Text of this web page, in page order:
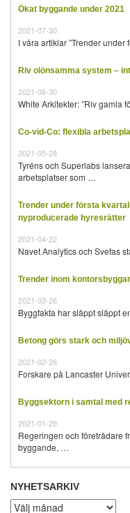
Ökat byggande under 2021
2021-07-30
I våra artiklar ”Trender
Riv olönsamma system –
2021-06-30
White Arkitekter: ”Riv gamla
Co-vid-Co: flexibla
2021-05-28
Tyréns och Superlabs
arbetsplatser som …
Trender under första
nyproducerade hyresrätter
2021-04-22
Navet Analytics och Svefas
Trender inom
2021-03-26
Byggfakta har släppt släppt
Betong görs stark och
2021-02-26
Forskare på Lancaster
Byggsektorn i samtal med
2021-01-29
Regeringen och företrädare
byggande, …
NYHETSARKIV
Nyhetsarkiv